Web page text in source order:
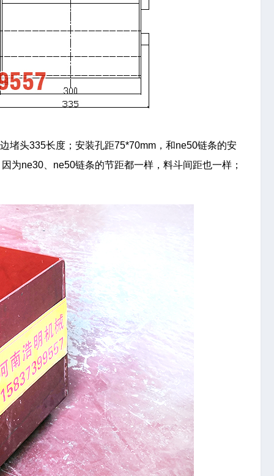
堵头335长度；安装孔距75*70mm，和ne50链条的安
为ne30、ne50链条的节距都一样，料斗间距也一样；